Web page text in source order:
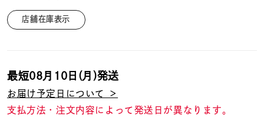
在庫
店舗在庫表示
最短08月10日(月)発送
お届け予定日について ＞
支払方法・注文内容によって発送日が異なります。